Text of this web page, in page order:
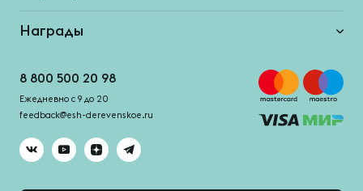
Награды
8 800 500 20 98
Ежедневно с 9 до 20
feedback@esh-derevenskoe.ru